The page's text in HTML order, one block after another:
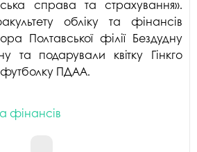
справа та страхування».
обліку та фінансів
Полтавської філії Бездудну
та подарували квітку Гінкго
ПДАА.
фінансів